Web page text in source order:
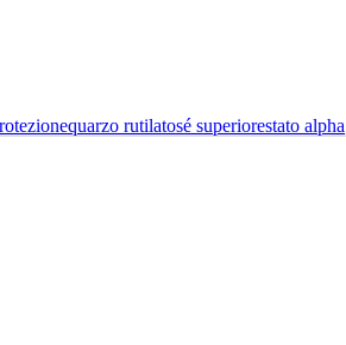
quarzo rutilatosé superiorestato alpha